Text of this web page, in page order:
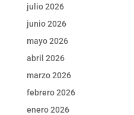
julio 2026
junio 2026
mayo 2026
abril 2026
marzo 2026
febrero 2026
enero 2026